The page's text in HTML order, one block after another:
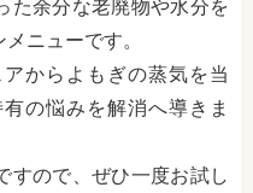
た余分な老廃物や水分を
ニューです。
からよもぎの蒸気を当
の悩みを解消へ導きま
すので、ぜひ一度お試し